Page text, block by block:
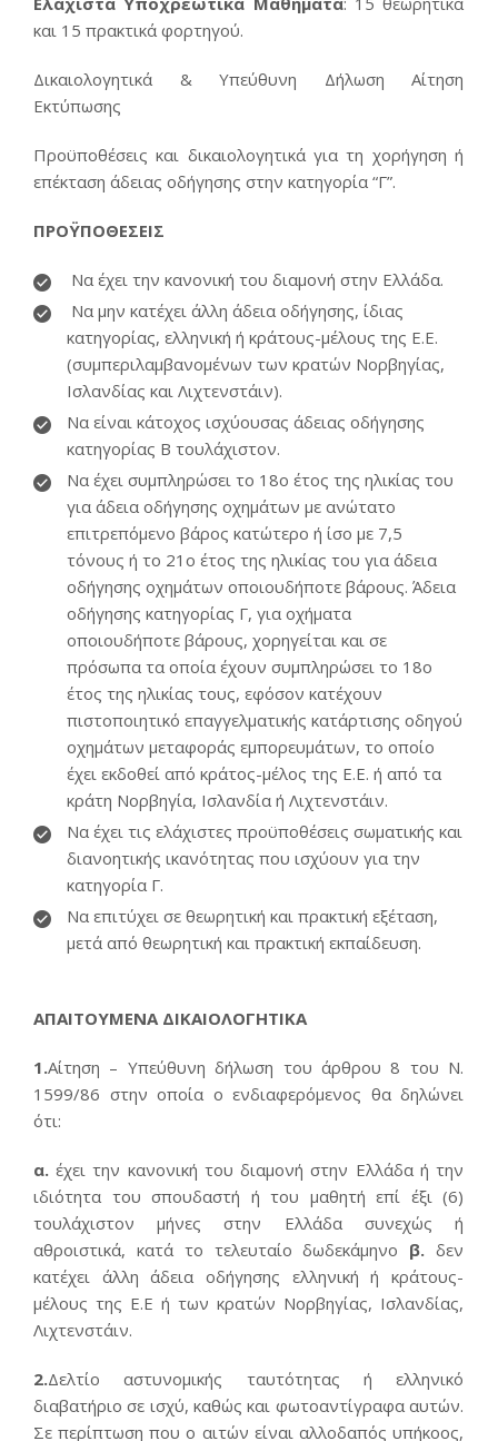
και 15 πρακτικά φορτηγού.
Δικαιολογητικά & Υπεύθυνη Δήλωση Αίτηση
Εκτύπωσης
Προϋποθέσεις και δικαιολογητικά για τη χορήγηση ή
επέκταση άδειας οδήγησης στην κατηγορία “Γ”.
ΠΡΟΫΠΟΘΕΣΕΙΣ
Να έχει την κανονική του διαμονή στην Ελλάδα.
Να μην κατέχει άλλη άδεια οδήγησης, ίδιας
κατηγορίας, ελληνική ή κράτους-μέλους της Ε.Ε.
(συμπεριλαμβανομένων των κρατών Νορβηγίας,
Ισλανδίας και Λιχτενστάιν).
Να είναι κάτοχος ισχύουσας άδειας οδήγησης
κατηγορίας Β τουλάχιστον.
Να έχει συμπληρώσει το 18ο έτος της ηλικίας του
για άδεια οδήγησης οχημάτων με ανώτατο
επιτρεπόμενο βάρος κατώτερο ή ίσο με 7,5
τόνους ή το 21ο έτος της ηλικίας του για άδεια
οδήγησης οχημάτων οποιουδήποτε βάρους. Άδεια
οδήγησης κατηγορίας Γ, για οχήματα
οποιουδήποτε βάρους, χορηγείται και σε
πρόσωπα τα οποία έχουν συμπληρώσει το 18ο
έτος της ηλικίας τους, εφόσον κατέχουν
πιστοποιητικό επαγγελματικής κατάρτισης οδηγού
οχημάτων μεταφοράς εμπορευμάτων, το οποίο
έχει εκδοθεί από κράτος-μέλος της Ε.Ε. ή από τα
κράτη Νορβηγία, Ισλανδία ή Λιχτενστάιν.
Να έχει τις ελάχιστες προϋποθέσεις σωματικής και
διανοητικής ικανότητας που ισχύουν για την
κατηγορία Γ.
Να επιτύχει σε θεωρητική και πρακτική εξέταση,
μετά από θεωρητική και πρακτική εκπαίδευση.
ΑΠΑΙΤΟΥΜΕΝΑ ΔΙΚΑΙΟΛΟΓΗΤΙΚΑ
1.Αίτηση – Υπεύθυνη δήλωση του άρθρου 8 του Ν.
1599/86 στην οποία ο ενδιαφερόμενος θα δηλώνει
ότι:
α. έχει την κανονική του διαμονή στην Ελλάδα ή την
ιδιότητα του σπουδαστή ή του μαθητή επί έξι (6)
τουλάχιστον μήνες στην Ελλάδα συνεχώς ή
αθροιστικά, κατά το τελευταίο δωδεκάμηνο β. δεν
κατέχει άλλη άδεια οδήγησης ελληνική ή κράτους-
μέλους της Ε.Ε ή των κρατών Νορβηγίας, Ισλανδίας,
Λιχτενστάιν.
2.Δελτίο αστυνομικής ταυτότητας ή ελληνικό
διαβατήριο σε ισχύ, καθώς και φωτοαντίγραφα αυτών.
Σε περίπτωση που ο αιτών είναι αλλοδαπός υπήκοος,